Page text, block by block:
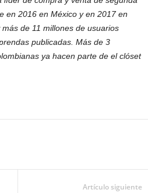
en 2016 en México y en 2017 en
de 11 millones de usuarios
publicadas. Más de 3
ya hacen parte de el clóset
Artículo siguiente